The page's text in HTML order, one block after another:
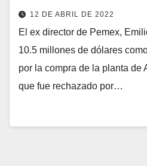
12 DE ABRIL DE 2022
El ex director de Pemex,
10.5 millones de dólares
por la compra de la planta de
que fue rechazado por…